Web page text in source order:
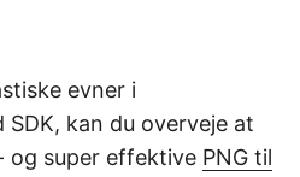
evner i
SDK, kan du overveje at
super effektive PNG til